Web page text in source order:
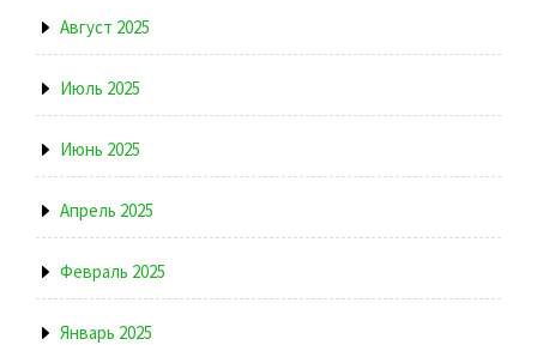
Август 2025
Июль 2025
Июнь 2025
Апрель 2025
Февраль 2025
Январь 2025